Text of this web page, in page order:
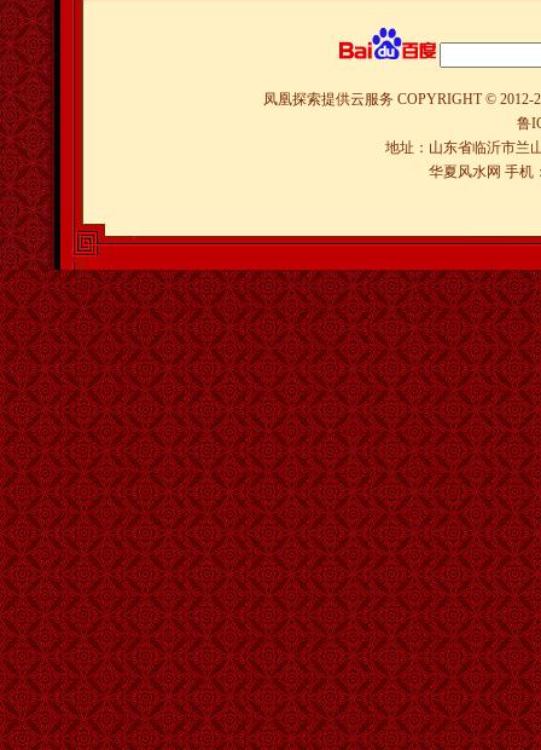
凤凰探索提供云服务 COPYRIGHT © 2012-
鲁
地址：山东省临沂市兰
华夏风水网 手机